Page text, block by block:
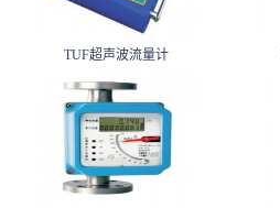
TUF超声波流量计